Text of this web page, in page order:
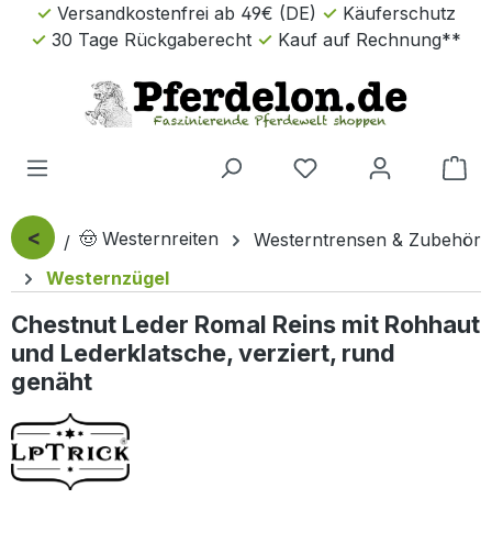
Zum Hauptinhalt springen
Versandkostenfrei ab 49€ (DE)
Käuferschutz
30 Tage Rückgaberecht
Kauf auf Rechnung**
< 🤠 Westernreiten
Westerntrensen & Zubehör
Westernzügel
Chestnut Leder Romal Reins mit Rohhaut
und Lederklatsche, verziert, rund
genäht